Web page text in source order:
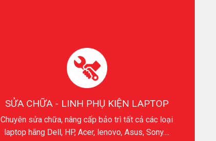
SỬA CHỮA - LINH PHỤ KIỆN LAPTOP
Chuyên sửa chữa, nâng cấp bảo trì tất cả các loại
laptop hãng Dell, HP, Acer, lenovo, Asus, Sony....